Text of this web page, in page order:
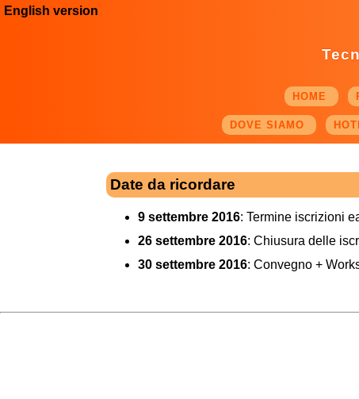
HOME
DOVE SIAMO
English version
Date da ricordare
9 settembre 2016: Termine iscrizioni
26 settembre 2016: Chiusura delle
30 settembre 2016: Convegno +